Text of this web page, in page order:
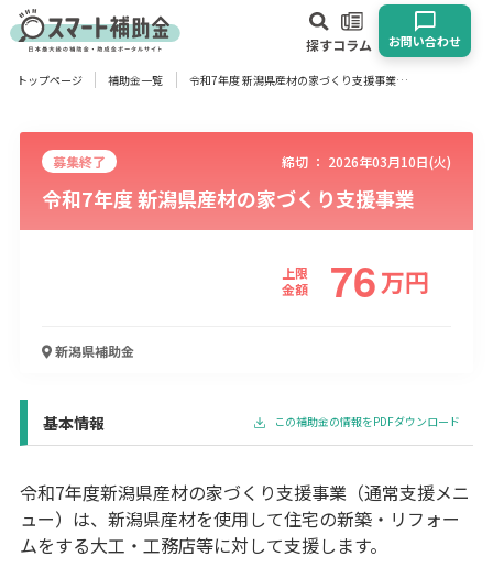
探すコラム お問い合わせ
対象
企業 団体 個人 その他
エリア
物流・運輸業
宿泊･旅館業
使い道
経営改善・経営強化 販路拡大 海外展開 設備投資
IT導入
人材採用・雇用
人材育成・福利厚生
特許・知的財産
トップページ 補助金一覧 令和7年度 新潟県産材の家づくり支援事業
募集終了 締切 ： 2026年03月10日(火)
令和7年度 新潟県産材の家づくり支援事業
上限
金額
76万円
新潟県補助金
基本情報 この補助金の情報をPDFダウンロード
令和7年度新潟県産材の家づくり支援事業（通常支援メニ
ュー）は、新潟県産材を使用して住宅の新築・リフォー
ムをする大工・工務店等に対して支援します。